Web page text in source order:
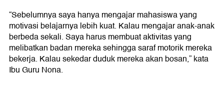
“Sebelumnya saya hanya mengajar mahasiswa yang
motivasi belajarnya lebih kuat. Kalau mengajar anak-anak
berbeda sekali. Saya harus membuat aktivitas yang
melibatkan badan mereka sehingga saraf motorik mereka
bekerja. Kalau sekedar duduk mereka akan bosan,” kata
Ibu Guru Nona.